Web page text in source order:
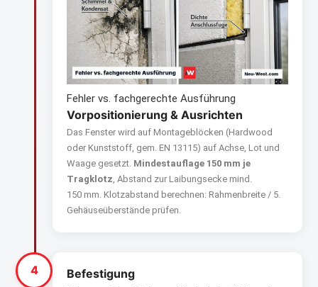
Fehler vs. fachgerechte Ausführung
Vorpositionierung & Ausrichten
Das Fenster wird auf Montageblöcken (Hardwood
oder Kunststoff, gem. EN 13115) auf Achse, Lot und
Waage gesetzt. Mindestauflage 150 mm je
Tragklotz , Abstand zur Laibungsecke mind.
150 mm. Klotzabstand berechnen: Rahmenbrei­te / 5.
Gehäuseüberstände prüfen.
4 Befestigung